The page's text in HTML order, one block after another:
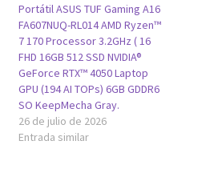
Portátil ASUS TUF Gaming A16
FA607NUQ-RL014 AMD Ryzen™
7 170 Processor 3.2GHz ( 16
FHD 16GB 512 SSD NVIDIA®
GeForce RTX™ 4050 Laptop
GPU (194 AI TOPs) 6GB GDDR6
SO KeepMecha Gray.
26 de julio de 2026
Entrada similar